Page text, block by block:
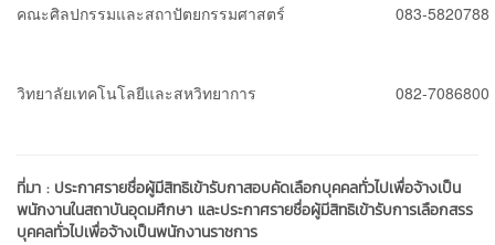
คณะศิลปกรรมและสถาปัตยกรรมศาสตร์ 083-5820788
วิทยาลัยเทคโนโลยีและสหวิทยาการ 082-7086800
ที่มา : ประกาศรายชื่อผู้มีสิทธิเข้ารับกาสอบคัดเลือกบุคคลทั่วไปเพื่อจ้างเป็น
พนักงานในสถาบันอุดมศึกษา และประกาศรายชื่อผู้มีสิทธิเข้ารับการเลือกสรร
บุคคลทั่วไปเพื่อจ้างเป็นพนักงานราชการ